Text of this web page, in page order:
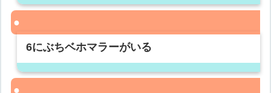
6にぶちベホマラーがいる